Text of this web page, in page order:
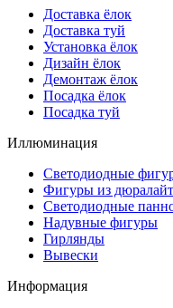
Доставка ёлок
Доставка туй
Установка ёлок
Дизайн ёлок
Демонтаж ёлок
Посадка ёлок
Посадка туй
Иллюминация
Светодиодные
Фигуры из
Светодиодные
Надувные фигуры
Гирлянды
Вывески
Информация